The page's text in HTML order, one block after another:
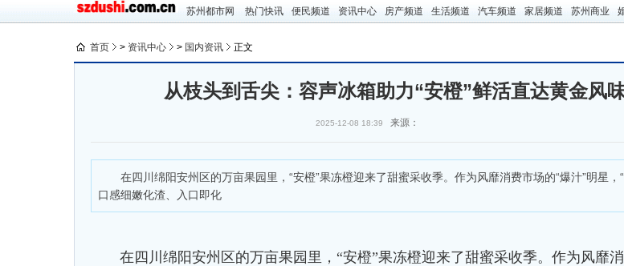
苏州都市网 热门快讯 便民频道 资讯中心 房产频道 生活频道 汽车频道 家居频道 苏州商业
首页 > 资讯中心 > 国内资讯 正文
从枝头到舌尖：容声冰箱助力“安橙”鲜活直达黄金风
2025-12-08 18:39 来源：
在四川绵阳安州区的万亩果园里，“安橙”果冻橙迎来了甜蜜采收季。作为风靡消费市场的“爆汁”明星，
口感细嫩化渣、入口即化
在四川绵阳安州区的万亩果园里，“安橙”果冻橙迎来了甜蜜采收季。作为风靡